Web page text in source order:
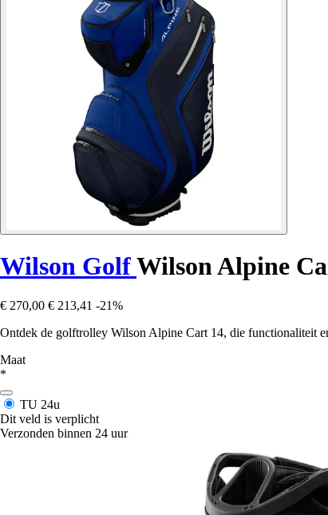
Wilson GolfWilson Alpine
€ 270,00 € 213,41 -21%
Ontdek de golftrolley Wilson Alpine Cart 14, die functionaliteit
Maat
*
TU 24u
Dit veld is verplicht
Verzonden binnen 24 uur